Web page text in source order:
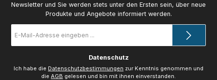
Newsletter und Sie werden stets unter den Ersten sein, über neue
Produkte und Angebote informiert werden.
Mail-
Adresse
Datenschutz
Ich habe die Datenschutzbestimmungen zur Kenntnis genommen und
die AGB gelesen und bin mit ihnen einverstanden.